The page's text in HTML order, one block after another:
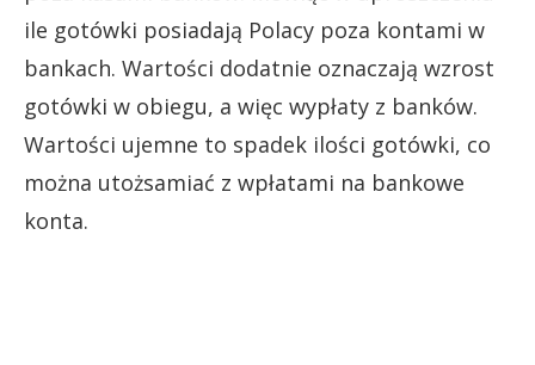
ile gotówki posiadają Polacy poza kontami w
bankach. Wartości dodatnie oznaczają wzrost
gotówki w obiegu, a więc wypłaty z banków.
Wartości ujemne to spadek ilości gotówki, co
można utożsamiać z wpłatami na bankowe
konta.